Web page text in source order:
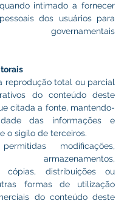
intimado a fornecer
dos usuários para
governamentais
reprodução total ou parcial
do conteúdo deste
citada a fonte, mantendo-
das informações e
o sigilo de terceiros.
modificações,
armazenamentos,
cópias, distribuições ou
formas de utilização
do conteúdo deste